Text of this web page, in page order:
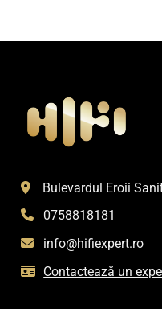
Bulevardul Eroii
0758818181
info@hifiexpert.ro
Contactează un